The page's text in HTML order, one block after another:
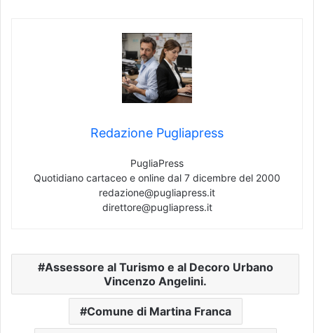
Redazione Pugliapress
PugliaPress
Quotidiano cartaceo e online dal 7 dicembre del 2000
redazione@pugliapress.it
direttore@pugliapress.it
Assessore al Turismo e al Decoro Urbano
Vincenzo Angelini.
Comune di Martina Franca